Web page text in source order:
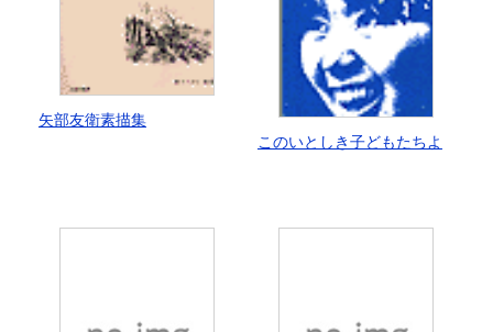
矢部友衛素描集
このいとしき子どもたちよ